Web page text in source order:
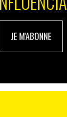
JE M'ABONNE